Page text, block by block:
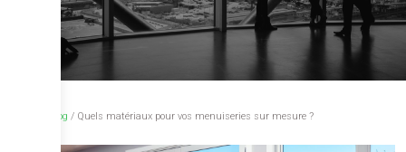
Blog / Quels matériaux pour vos menuiseries sur mesure ?